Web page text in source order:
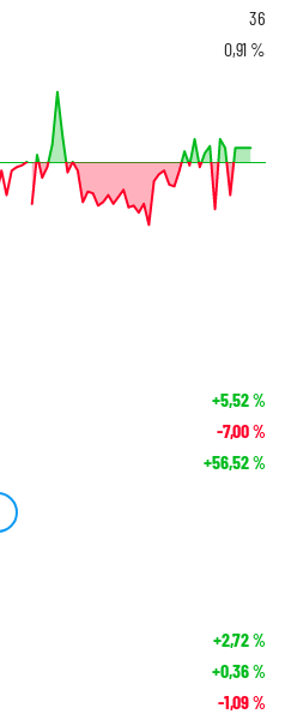
36
0,91 %
+5,52%
-7,00%
+56,52%
+2,72%
+0,36%
-1,09%